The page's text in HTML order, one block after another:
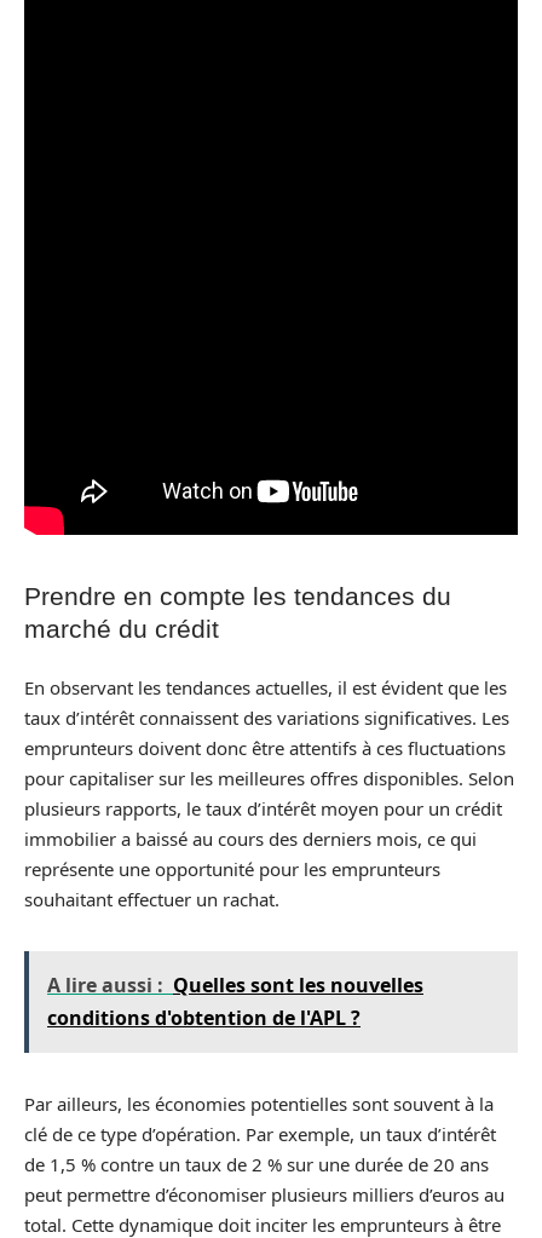
Prendre en compte les tendances du
marché du crédit
En observant les tendances actuelles, il est évident que les
taux d’intérêt connaissent des variations significatives. Les
emprunteurs doivent donc être attentifs à ces fluctuations
pour capitaliser sur les meilleures offres disponibles. Selon
plusieurs rapports, le taux d’intérêt moyen pour un crédit
immobilier a baissé au cours des derniers mois, ce qui
représente une opportunité pour les emprunteurs
souhaitant effectuer un rachat.
A lire aussi : Quelles sont les nouvelles
conditions d'obtention de l'APL ?
Par ailleurs, les économies potentielles sont souvent à la
clé de ce type d’opération. Par exemple, un taux d’intérêt
de 1,5 % contre un taux de 2 % sur une durée de 20 ans
peut permettre d’économiser plusieurs milliers d’euros au
total. Cette dynamique doit inciter les emprunteurs à être